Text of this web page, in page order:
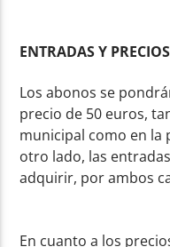
ENTRADAS Y PRECIOS
Los abonos se
precio de 50 euros,
municipal como en la
otro lado, las
adquirir, por ambos
En cuanto a los